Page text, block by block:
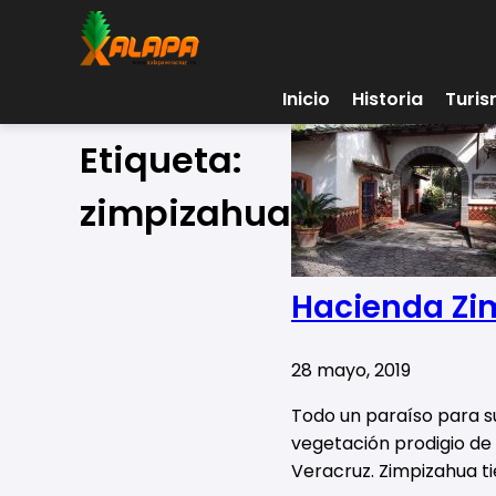
Inicio Historia
Etiqueta:
zimpizahua
Hacienda
28 mayo, 2019
Todo un paraíso para
vegetación prodigio de
Veracruz. Zimpizahua